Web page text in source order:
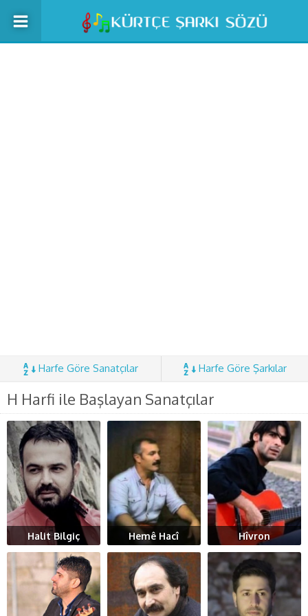
Harfe Göre Sanatçılar Harfe Göre Şarkılar
H Harfi ile Başlayan Sanatçılar
Halit Bilgiç Hemê Hacî Hîvron